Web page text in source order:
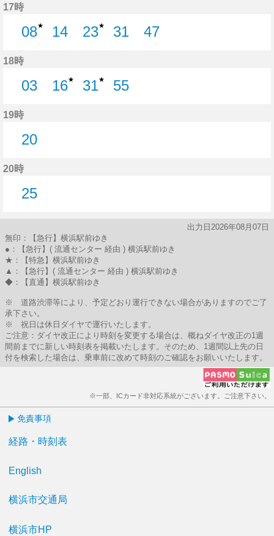
17時
08★
14
23★
31
47
18時
03
16★
31★
55
19時
20
20時
25
出力日2026年08月07日
無印：【急行】横浜駅前ゆき
●：【急行】( 流通センター 経由 ) 横浜駅前ゆき
★：【特急】横浜駅前ゆき
▲：【急行】( 流通センター 経由 ) 横浜駅前ゆき
◆：【直通】横浜駅前ゆき
※ 道路渋滞等により、予定どおり運行できない場合がありますのでご了
承下さい。
※ 祝日は休日ダイヤで運行いたします。
ご注意：ダイヤ改正により時刻を変更する場合は、概ねダイヤ改正の1週
間前までに新しい時刻表を掲載いたします。そのため、1週間以上先の日
付を検索した場合は、乗車前に改めて時刻のご確認をお願いいたします。
※一部、ICカード非対応系統がございます。ご注意下さい。
免責事項
経路・時刻表
English
横浜市交通局
横浜市HP